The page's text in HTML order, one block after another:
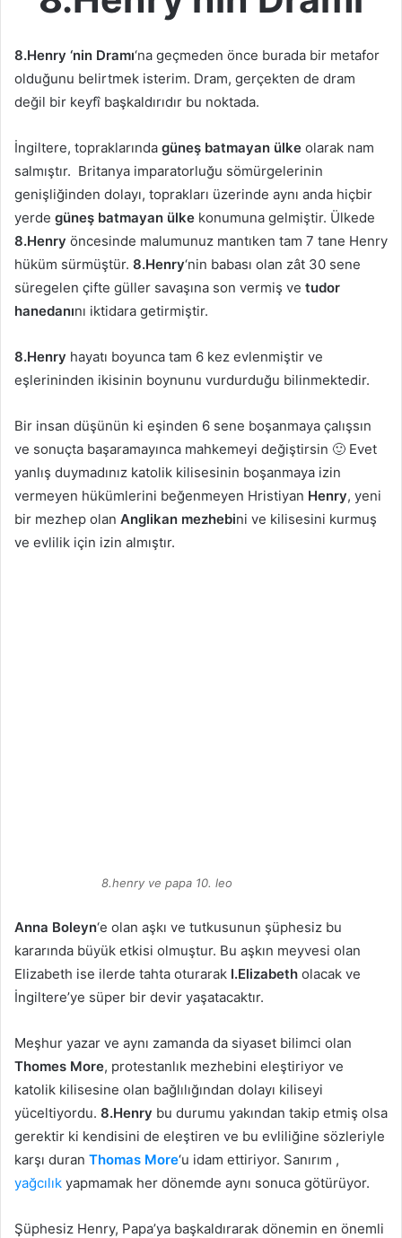
8.Henry ‘nin Dramı‘na geçmeden önce burada bir metafor
olduğunu belirtmek isterim. Dram, gerçekten de dram
değil bir keyfî başkaldırıdır bu noktada.
İngiltere, topraklarında güneş batmayan ülke olarak nam
salmıştır. Britanya imparatorluğu sömürgelerinin
genişliğinden dolayı, toprakları üzerinde aynı anda hiçbir
yerde güneş batmayan ülke konumuna gelmiştir. Ülkede
8.Henry öncesinde malumunuz mantıken tam 7 tane Henry
hüküm sürmüştür. 8.Henry‘nin babası olan zât 30 sene
süregelen çifte güller savaşına son vermiş ve tudor
hanedanını iktidara getirmiştir.
8.Henry hayatı boyunca tam 6 kez evlenmiştir ve
eşlerininden ikisinin boynunu vurdurduğu bilinmektedir.
Bir insan düşünün ki eşinden 6 sene boşanmaya çalışsın
ve sonuçta başaramayınca mahkemeyi değiştirsin 🙂 Evet
yanlış duymadınız katolik kilisesinin boşanmaya izin
vermeyen hükümlerini beğenmeyen Hristiyan Henry, yeni
bir mezhep olan Anglikan mezhebini ve kilisesini kurmuş
ve evlilik için izin almıştır.
8.henry ve papa 10. leo
Anna Boleyn‘e olan aşkı ve tutkusunun şüphesiz bu
kararında büyük etkisi olmuştur. Bu aşkın meyvesi olan
Elizabeth ise ilerde tahta oturarak I.Elizabeth olacak ve
İngiltere’ye süper bir devir yaşatacaktır.
Meşhur yazar ve aynı zamanda da siyaset bilimci olan
Thomes More, protestanlık mezhebini eleştiriyor ve
katolik kilisesine olan bağlılığından dolayı kiliseyi
yüceltiyordu. 8.Henry bu durumu yakından takip etmiş olsa
gerektir ki kendisini de eleştiren ve bu evliliğine sözleriyle
karşı duran Thomas More‘u idam ettiriyor. Sanırım ,
yağcılık yapmamak her dönemde aynı sonuca götürüyor.
Şüphesiz Henry, Papa’ya başkaldırarak dönemin en önemli